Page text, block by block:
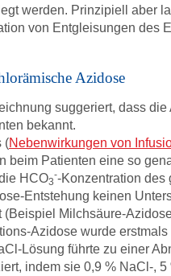
werden. Prinzipiell aber
von Entgleisungen des
Azidose
suggeriert, dass
bekannt.
(Nebenwirkungen von
beim Patienten eine so
HCO3
--Konzentration des
Entstehung keinen
(Beispiel Milchsäure-
Azidose wurde
Lösung führte zu einer
indem sie 0,9 % NaCl-,